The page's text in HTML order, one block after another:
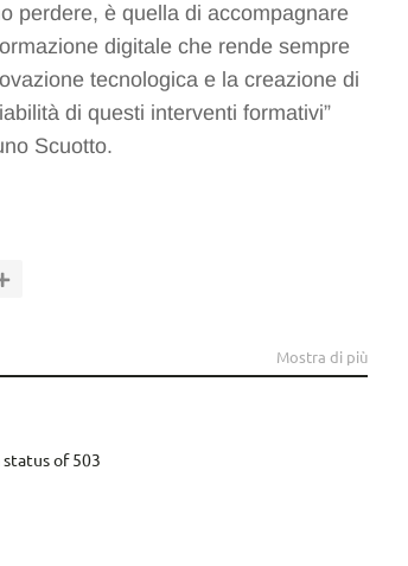
perdere, è quella di accompagnare
digitale che rende sempre
tecnologica e la creazione di
di questi interventi formativi”
Scuotto.
Mostra di più
of 503